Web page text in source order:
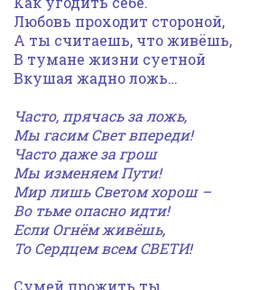
Любовь проходит стороной,
А ты считаешь, что живёшь,
В тумане жизни суетной
Вкушая жадно ложь…
Часто, прячась за ложь,
Мы гасим Свет впереди!
Часто даже за грош
Мы изменяем Пути!
Мир лишь Светом хорош –
Во тьме опасно идти!
Если Огнём живёшь,
То Сердцем всем СВЕТИ!
Сумей прожить ты,